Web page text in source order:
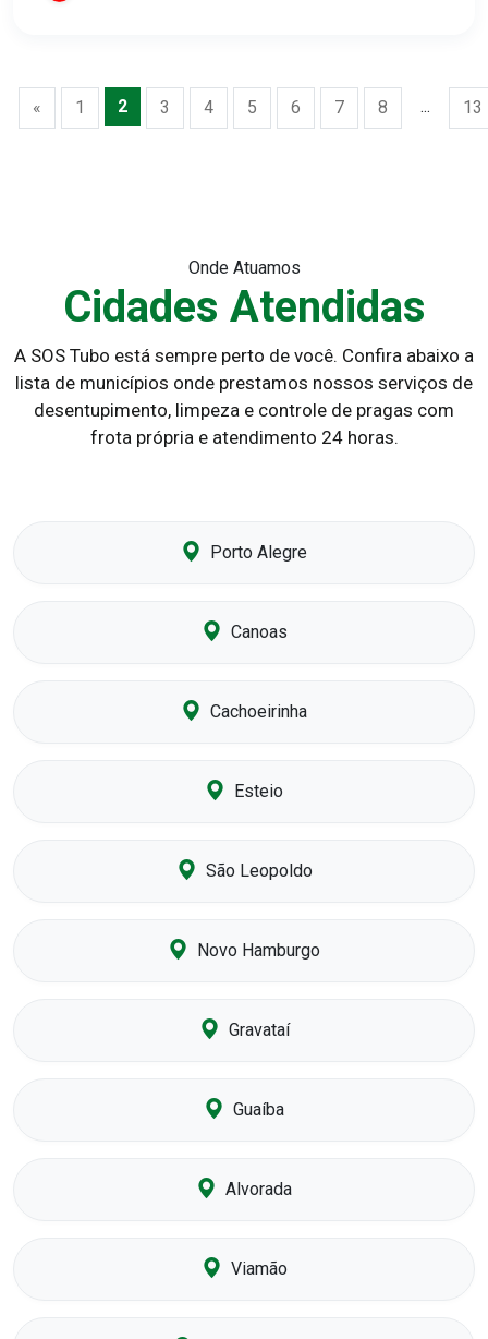
« 1 2 3 4 5 6 7 8 ... 13
Onde Atuamos
Cidades Atendidas
A SOS Tubo está sempre perto de você. Confira abaixo a
lista de municípios onde prestamos nossos serviços de
desentupimento, limpeza e controle de pragas com
frota própria e atendimento 24 horas.
Porto Alegre
Canoas
Cachoeirinha
Esteio
São Leopoldo
Novo Hamburgo
Gravataí
Guaíba
Alvorada
Viamão